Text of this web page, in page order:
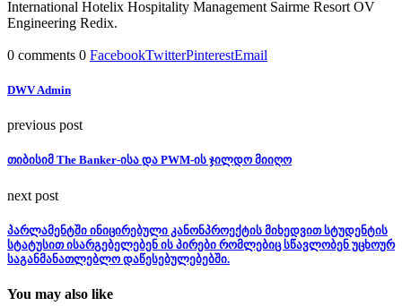
International Hotelix Hospitality Management Sairme Resort OV
Engineering Redix.
0 comments 0 FacebookTwitterPinterestEmail
DWV Admin
previous post
თიბისიმ The Banker-ისა და PWM-ის ჯილდო მიიღო
next post
პარლამენტში ინიცირებული კანონპროექტის მიხედვით სტუდენტის
სტატუსით ისარგებელებენ ის პირები რომლებიც სწავლობენ უცხოურ
საგანმანათლებლო დაწესებულებებში.
You may also like